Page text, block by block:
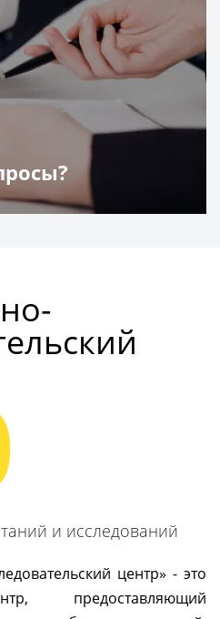
и исследований
центр» - это
предоставляющий